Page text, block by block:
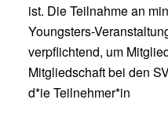
ist. Die Teilnahme an
Youngsters-
verpflichtend, um
Mitgliedschaft bei den
d*ie Teilnehmer*in